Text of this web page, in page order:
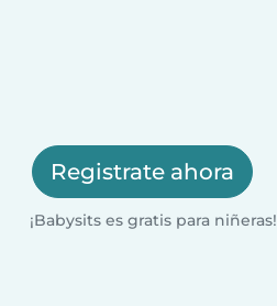
Registrate ahora
¡Babysits es gratis para niñeras!